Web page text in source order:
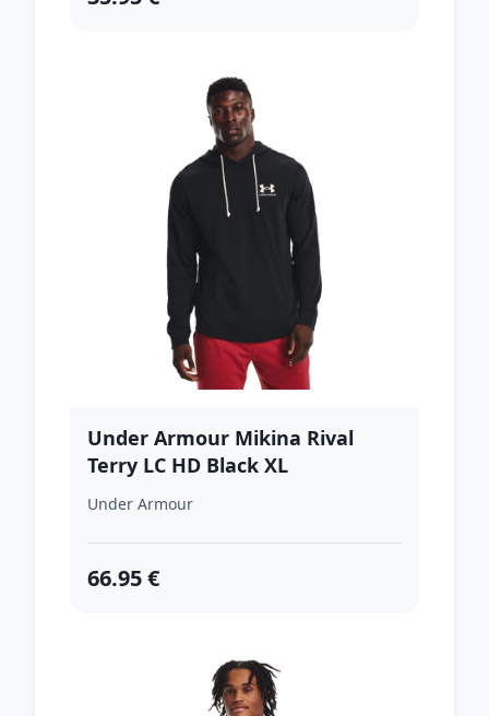
Under Armour Mikina Rival
Terry LC HD Black XL
Under Armour
66.95 €